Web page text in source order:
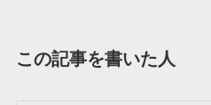
この記事を書いた人